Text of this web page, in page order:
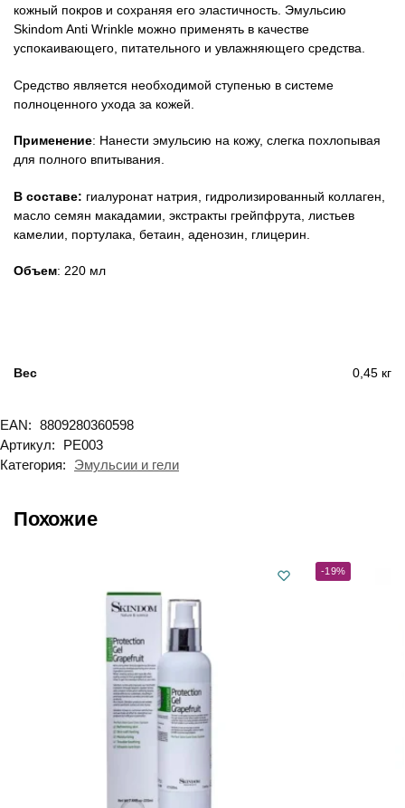
кожный покров и сохраняя его эластичность. Эмульсию
Skindom Anti Wrinkle можно применять в качестве
успокаивающего, питательного и увлажняющего средства.
Средство является необходимой ступенью в системе
полноценного ухода за кожей.
Применение: Нанести эмульсию на кожу, слегка похлопывая
для полного впитывания.
В составе: гиалуронат натрия, гидролизированный коллаген,
масло семян макадамии, экстракты грейпфрута, листьев
камелии, портулака, бетаин, аденозин, глицерин.
Объем: 220 мл
Вес 0,45 кг
EAN: 8809280360598
Артикул:
PE003
Категория:
Эмульсии и гели
Похожие
-19%